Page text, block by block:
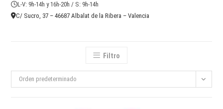
L-V: 9h-14h y 16h-20h / S: 9h-14h
C/ Sucro, 37 – 46687 Albalat de la Ribera – Valencia
Filtro
Orden predeterminado